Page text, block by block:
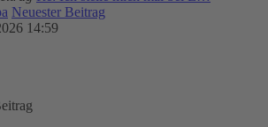
Neuester Beitrag
14:59